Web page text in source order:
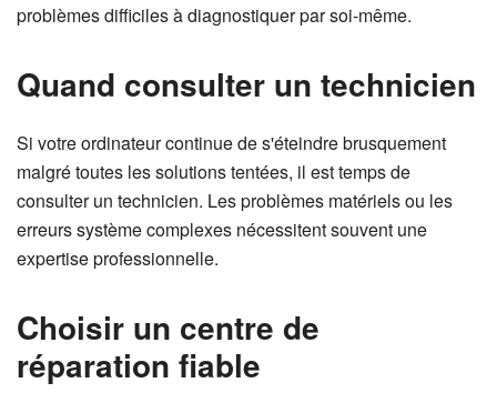
problèmes difficiles à diagnostiquer par soi-même.
Quand consulter un technicien
Si votre ordinateur continue de s'éteindre brusquement
malgré toutes les solutions tentées, il est temps de
consulter un technicien. Les problèmes matériels ou les
erreurs système complexes nécessitent souvent une
expertise professionnelle.
Choisir un centre de
réparation fiable